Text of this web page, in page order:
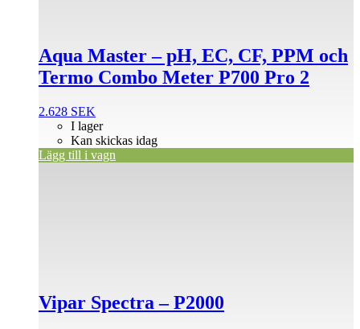
Aqua Master – pH, EC, CF, PPM och
Termo Combo Meter P700 Pro 2
2.628 SEK
I lager
Kan skickas idag
Lägg till i vagn
Vipar Spectra – P2000